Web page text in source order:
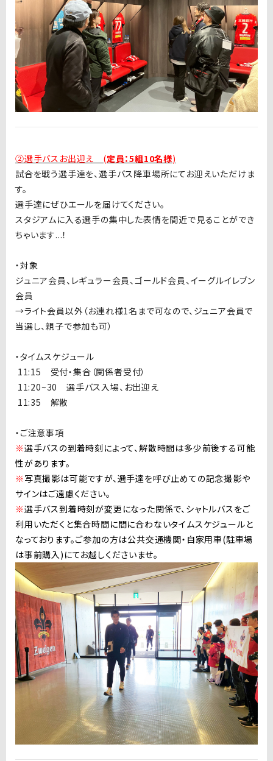
②選手バスお出迎え (定員：5組10名様)
試合を戦う選手達を、選手バス降車場所にてお迎えいただけま
す。
選手達にぜひエールを届けてください。
スタジアムに入る選手の集中した表情を間近で見ることができ
ちゃいます...！
・対象
ジュニア会員、レギュラー会員、ゴールド会員、イーグルイレブン
会員
→ライト会員以外（お連れ様1名まで可なので、ジュニア会員で
当選し、親子で参加も可）
・タイムスケジュール
11:15 受付・集合（関係者受付）
11:20~30 選手バス入場、お出迎え
11:35 解散
・ご注意事項
※選手バスの到着時刻によって、解散時間は多少前後する可能
性があります。
※ 写真撮影は可能ですが、選手達を呼び止めての記念撮影や
サインはご遠慮ください。
※選手バス到着時刻が変更になった関係で、シャトルバスをご
利用いただくと集合時間に間に合わないタイムスケジュールと
なっております。ご参加の方は公共交通機関・自家用車(駐車場
は事前購入)にてお越しくださいませ。